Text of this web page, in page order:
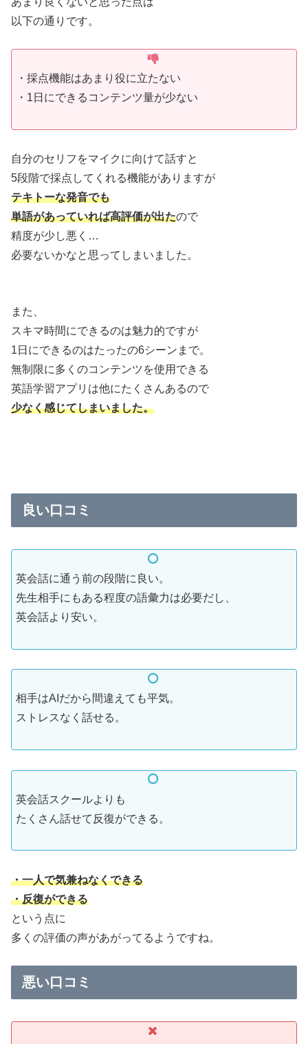
以下の通りです。
・採点機能はあまり役に立たない
・1日にできるコンテンツ量が少ない
自分のセリフをマイクに向けて話すと
5段階で採点してくれる機能がありますが
テキトーな発音でも
単語があっていれば高評価が出たので
精度が少し悪く…
必要ないかなと思ってしまいました。
また、
スキマ時間にできるのは魅力的ですが
1日にできるのはたったの6シーンまで。
無制限に多くのコンテンツを使用できる
英語学習アプリは他にたくさんあるので
少なく感じてしまいました。
良い口コミ
英会話に通う前の段階に良い。
先生相手にもある程度の語彙力は必要だし、
英会話より安い。
相手はAIだから間違えても平気。
ストレスなく話せる。
英会話スクールよりも
たくさん話せて反復ができる。
・一人で気兼ねなくできる
・反復ができる
という点に
多くの評価の声があがってるようですね。
悪い口コミ